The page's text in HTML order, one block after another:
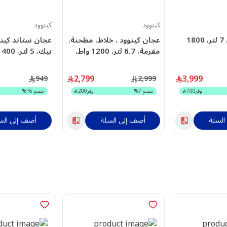
عجان كينوود، 7 لتر، 1800
3,999
وفر700
كينوود
عجان كينوود ، خلاط، مطحنة،
مفرمة، 6.7 لتر، 1200 واط،
2,799 2,999
خصم7
% وفر200
أضف إلى السلة
كينوود
عجان ستاند
949
خصم 16
%
أضف إلى